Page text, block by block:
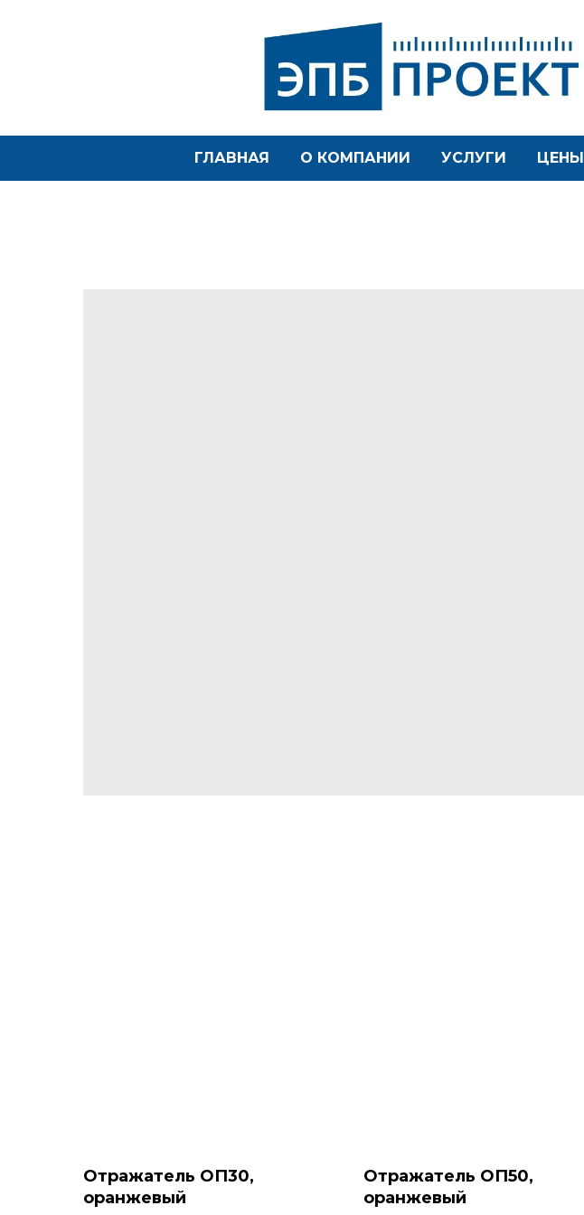
ГЛАВНАЯ О КОМПАНИИ УСЛУГИ ЦЕНЫ
Отражатель ОП30,
оранжевый
Отражатель ОП50,
оранжевый